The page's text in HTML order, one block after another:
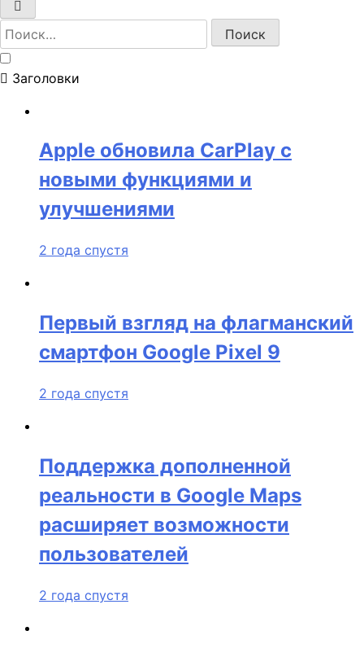
Найти:
Заголовки
Apple обновила CarPlay с
новыми функциями и
улучшениями
2 года спустя
Первый взгляд на флагманский
смартфон Google Pixel 9
2 года спустя
Поддержка дополненной
реальности в Google Maps
расширяет возможности
пользователей
2 года спустя